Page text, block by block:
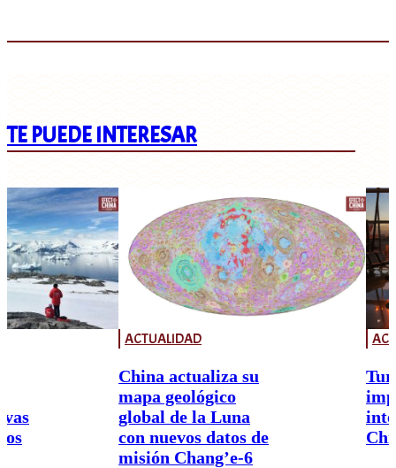
TE PUEDE INTERESAR
ACTUALIDAD
China actualiza su
mapa geológico
global de la Luna
con nuevos datos de
misión Chang’e-6